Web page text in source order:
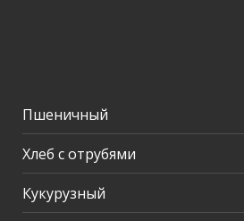
Пшеничный
Хлеб с отрубями
Кукурузный